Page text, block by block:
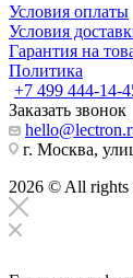
Условия оплаты
Условия
Гарантия на
Политика
+7 499 444-14-
Заказать звонок
г. Москва,
2026 © All rights